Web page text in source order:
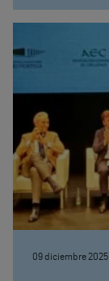
09 diciembre 2025